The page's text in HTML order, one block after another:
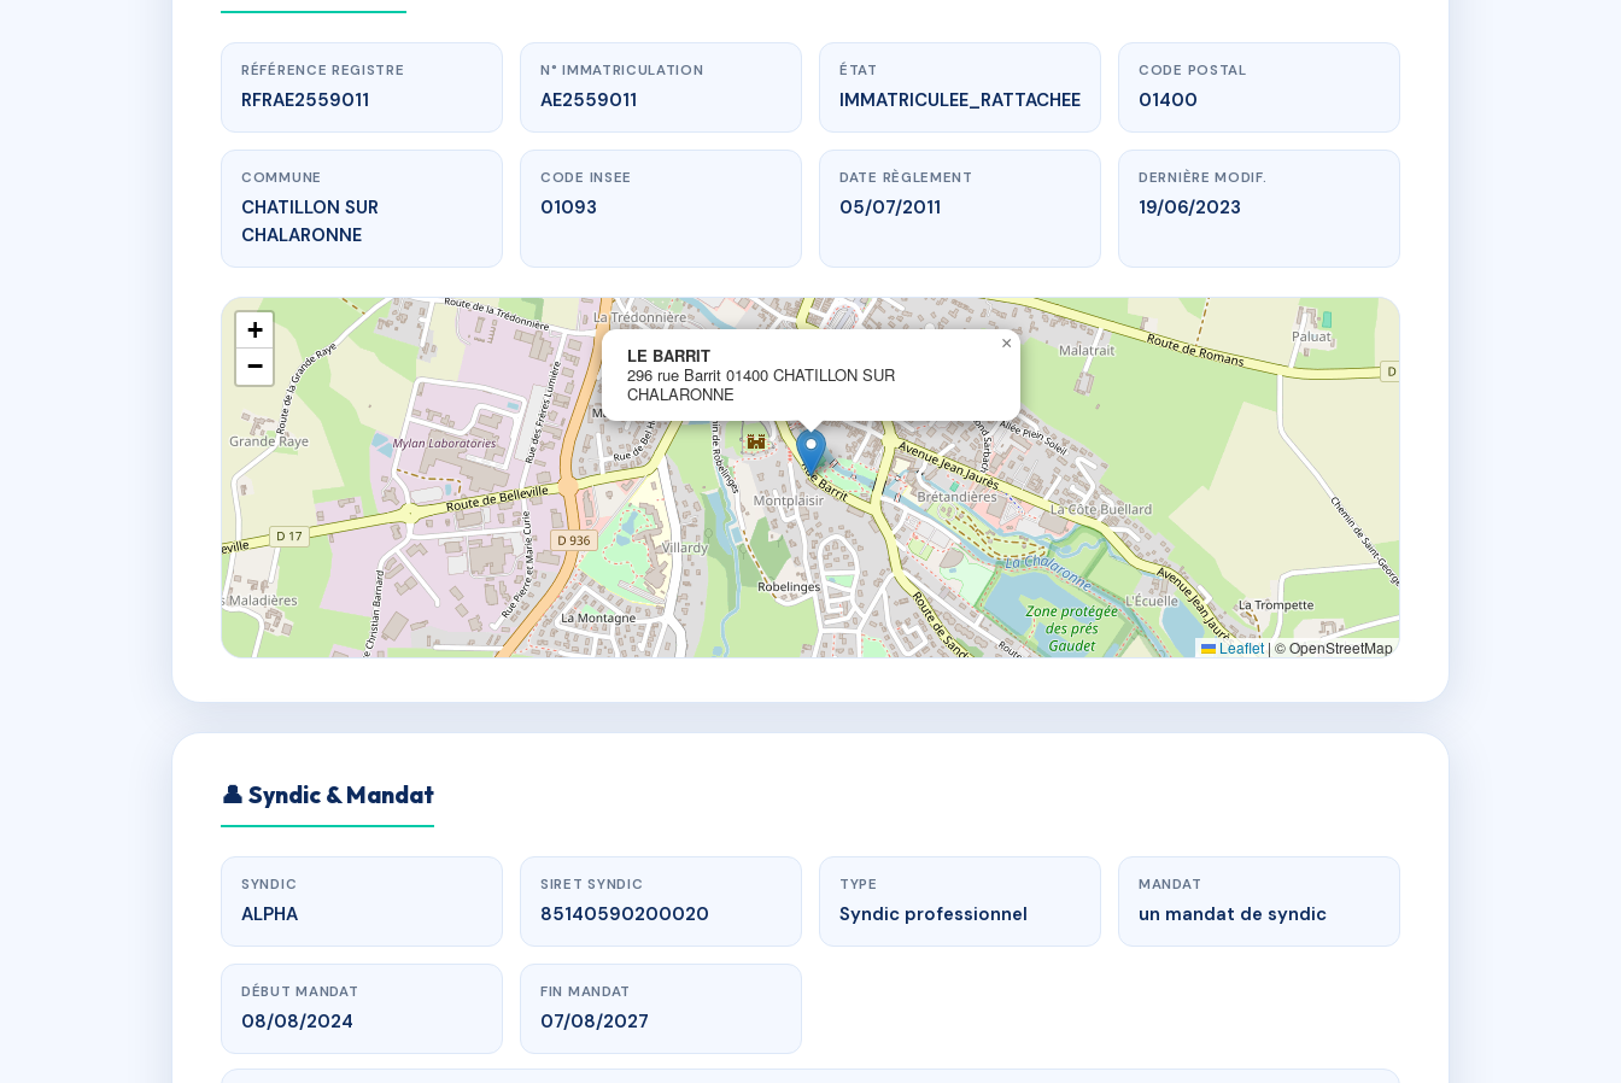
www.vme.plus/AE2559011
LE BARRIT
296 r barrit01400 CHATILLON SUR CHALARONNE
RÉFÉRENCE REGISTRE
RFRAE2559011
N° IMMATRICULATION
AE2559011
ÉTAT
IMMATRICULEE_RATTACHEE
CODE POSTAL
01400
COMMUNE
CHATILLON SUR
CHALARONNE
CODE INSEE
01093
DATE RÈGLEMENT
05/07/2011
DERNIÈRE MODIF.
19/06/2023
LE BARRIT
296 rue Barrit 01400 CHATILLON SUR
CHALARONNE
×
+
−
Leaflet| © OpenStreetMap
👤 Syndic & Mandat
SYNDIC
ALPHA
SIRET SYNDIC
85140590200020
TYPE
Syndic professionnel
MANDAT
un mandat de syndic
DÉBUT MANDAT
08/08/2024
FIN MANDAT
07/08/2027